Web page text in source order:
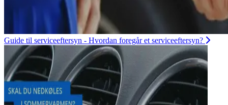
Guide til serviceeftersyn - Hvordan foregår et serviceeftersyn?